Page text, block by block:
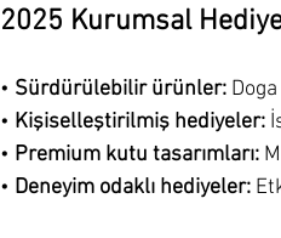
2025 Kurumsal
• Sürdürülebilir ürünler:
• Kişiselleştirilmiş hediyeler:
• Premium kutu tasarımları:
• Deneyim odaklı hediyeler: